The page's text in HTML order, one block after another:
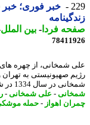
خبر فوری؛ خبر
فردا- بین الملل-14 ماه پیش - شنبه 24 خرداد 1404، 20:22
شمخانی، از چهره های
صهیونیستی به تهران و
1334 در شهر اهواز متولد شد. - علی شمخانی،
-علی شمخانی-
اهواز -حمله موشکی-